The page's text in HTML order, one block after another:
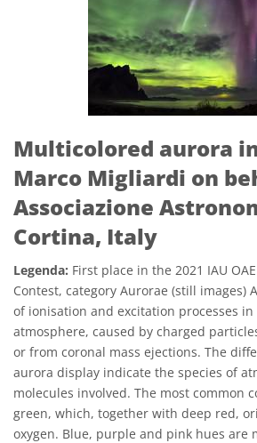
Multicolored aurora
Marco Migliardi on
Associazione
Cortina, Italy
Legenda: First place in the 2021 IAU
Contest, category Aurorae (still images)
of ionisation and excitation processes
atmosphere, caused by charged
or from coronal mass ejections. The
aurora display indicate the species of
molecules involved. The most common
green, which, together with deep red,
oxygen. Blue, purple and pink hues are